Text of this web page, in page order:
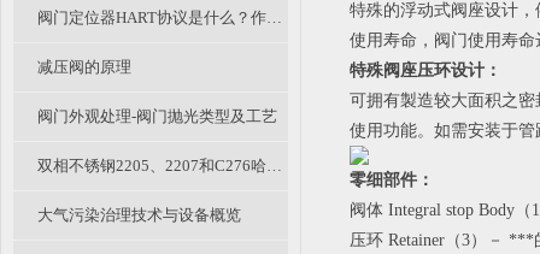
阀门定位器HART协议是什么？作用是什么？
减压阀的原理
阀门外观处理-阀门抛光类型及工艺
双相不锈钢2205、2207和C276哈氏合金钢耐腐蚀钢材的区别和特点
大气污染治理技术与设备概览
特殊的浮动式阀座设计
使用寿命，阀门使用寿
特殊阀座压环设计：
可拥有製造较大面积之
使用功能。如需安装于
零细部件：
阀体 Integral stop Body
压环 Retainer（3）－